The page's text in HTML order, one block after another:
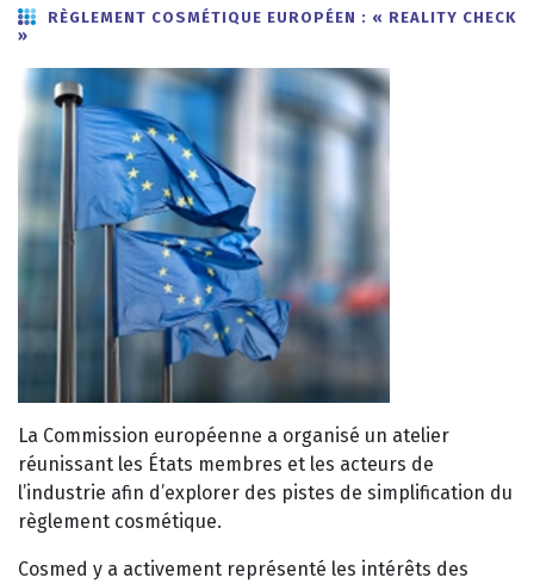
RÈGLEMENT COSMÉTIQUE EUROPÉEN : « REALITY CHECK
»
La Commission européenne a organisé un atelier
réunissant les États membres et les acteurs de
l’industrie afin d’explorer des pistes de simplification du
règlement cosmétique.
Cosmed y a activement représenté les intérêts des